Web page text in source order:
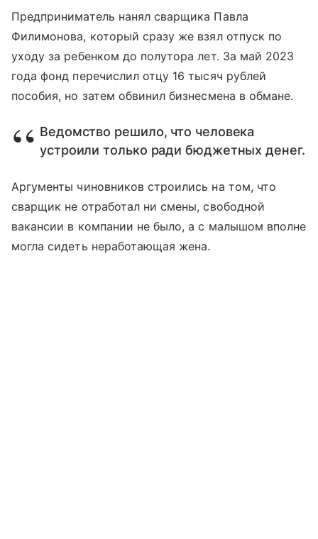
Предприниматель нанял сварщика Павла
Филимонова, который сразу же взял отпуск по
уходу за ребенком до полутора лет. За май 2023
года фонд перечислил отцу 16 тысяч рублей
пособия, но затем обвинил бизнесмена в обмане.
Ведомство решило, что человека
устроили только ради бюджетных денег.
Аргументы чиновников строились на том, что
сварщик не отработал ни смены, свободной
вакансии в компании не было, а с малышом вполне
могла сидеть неработающая жена.